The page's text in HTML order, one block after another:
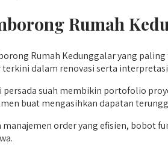
Rumah
Rumah Kedunggalar yang
dalam renovasi serta
persada suah membikin portofolio
buat mengasihkan dapatan
order yang efisien, bobot